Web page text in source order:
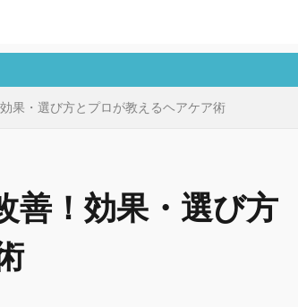
果・選び方とプロが教えるヘアケア術
善！効果・選び方